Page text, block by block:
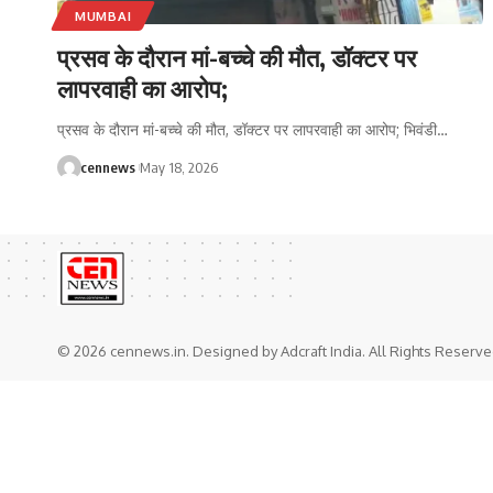
MUMBAI
प्रसव के दौरान मां-बच्चे की मौत, डॉक्टर पर
लापरवाही का आरोप;
प्रसव के दौरान मां-बच्चे की मौत, डॉक्टर पर लापरवाही का आरोप; भिवंडी…
cennews May 18, 2026
© 2026 cennews.in. Designed by Adcraft India. All Rights